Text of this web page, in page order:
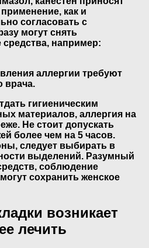
как и
согласовать с
могут снять
средства, например:
аллергии требуют
врача.
гигиеническим
материалов, аллергия на
Не стоит допускать
более чем на 5 часов.
следует выбирать в
выделений. Разумный
соблюдение
сохранить женское
возникает
лечить